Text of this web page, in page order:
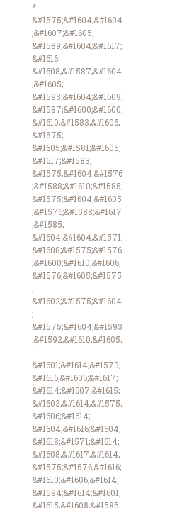
*
&#1575;&#1604;&#1604
;&#1607;&#1605;
&#1589;&#1604;&#1617;
&#1616;
&#1608;&#1587;&#1604
;&#1605;
&#1593;&#1604;&#1609;
&#1587;&#1600;&#1600;
&#1610;&#1583;&#1606;
&#1575;
&#1605;&#1581;&#1605;
&#1617;&#1583;
&#1575;&#1604;&#1576
;&#1588;&#1610;&#1585;
&#1575;&#1604;&#1605
;&#1576;&#1588;&#1617
;&#1585;
&#1604;&#1604;&#1571;
&#1608;&#1575;&#1576
;&#1600;&#1610;&#1606;
&#1576;&#1605;&#1575
;
&#1602;&#1575;&#1604
;
&#1575;&#1604;&#1593
;&#1592;&#1610;&#1605;
:
&#1601;&#1614;&#1573;
&#1616;&#1606;&#1617;
&#1614;&#1607;&#1615;
&#1603;&#1614;&#1575;
&#1606;&#1614;
&#1604;&#1616;&#1604;
&#1618;&#1571;&#1614;
&#1608;&#1617;&#1614;
&#1575;&#1576;&#1616;
&#1610;&#1606;&#1614;
&#1594;&#1614;&#1601;
&#1615;&#1608;&#1585;